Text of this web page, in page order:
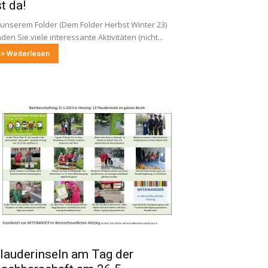
da!
Folder (Dem Folder Herbst Winter 23)
Sie viele interessante Aktivitäten (nicht...
> Weiterlesen
am Tag der